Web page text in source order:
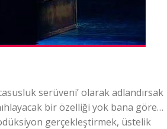
serüveni’ olarak adlandırsak
bir özelliği yok bana göre…
gerçekleştirmek, üstelik